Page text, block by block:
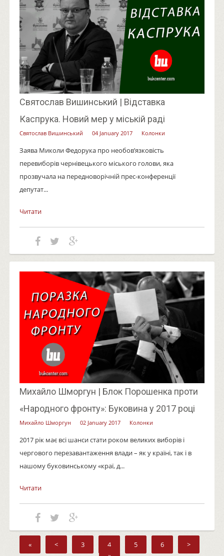
Святослав Вишинський | Відставка
Каспрука. Новий мер у міській раді
Святослав Вишинський 04 January 2017 Колонки
Заява Миколи Федорука про необов’язковість
перевиборів чернівецького міського голови, яка
прозвучала на передноворічній прес-конференції
депутат...
Читати
Михайло Шморгун | Блок Порошенка проти
«Народного фронту»: Буковина у 2017 році
Михайло Шморгун 02 January 2017 Колонки
2017 рік має всі шанси стати роком великих виборів і
чергового перезавантаження влади – як у країні, так і в
нашому буковинському «краї, д...
Читати
« < 3 4 5 6
>